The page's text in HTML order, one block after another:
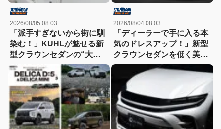
2026/08/05 08:03
「派手すぎないから街に馴
染む！」KUHLが魅せる新
型クラウンセダンの“大人
な”薄型フラップエアロ
2026/08/04 08:03
「ディーラーで手に入る本
気のドレスアップ！」新型
クラウンセダンを低く美し
く魅せるモデリスタの流儀